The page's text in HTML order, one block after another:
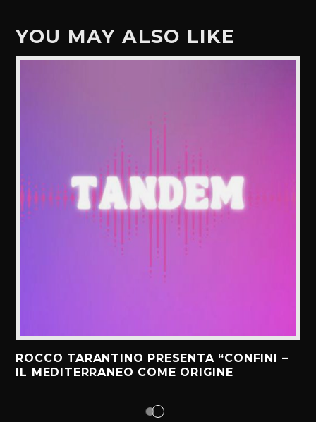
YOU MAY ALSO LIKE
ROCCO TARANTINO PRESENTA “CONFINI –
IL MEDITERRANEO COME ORIGINE